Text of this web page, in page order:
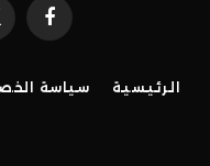
فيسبوك
الرئيسية سياسة